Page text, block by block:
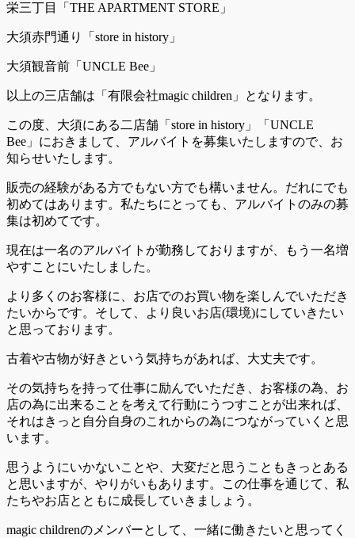
栄三丁目「THE APARTMENT STORE」
大須赤門通り「store in history」
大須観音前「UNCLE Bee」
以上の三店舗は「有限会社magic children」となります。
この度、大須にある二店舗「store in history」「UNCLE
Bee」におきまして、アルバイトを募集いたしますので、お
知らせいたします。
販売の経験がある方でもない方でも構いません。だれにでも
初めてはあります。私たちにとっても、アルバイトのみの募
集は初めてです。
現在は一名のアルバイトが勤務しておりますが、もう一名増
やすことにいたしました。
より多くのお客様に、お店でのお買い物を楽しんでいただき
たいからです。そして、より良いお店(環境)にしていきたい
と思っております。
古着や古物が好きという気持ちがあれば、大丈夫です。
その気持ちを持って仕事に励んでいただき、お客様の為、お
店の為に出来ることを考えて行動にうつすことが出来れば、
それはきっと自分自身のこれからの為につながっていくと思
います。
思うようにいかないことや、大変だと思うこともきっとある
と思いますが、やりがいもあります。この仕事を通じて、私
たちやお店とともに成長していきましょう。
magic childrenのメンバーとして、一緒に働きたいと思ってく